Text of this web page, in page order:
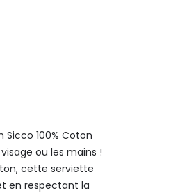
100% Coton
ou les mains !
cette serviette
en respectant la